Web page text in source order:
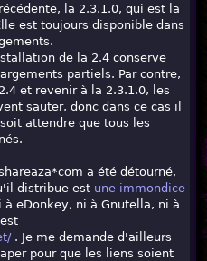
la 2.3.1.0, qui est la
est toujours disponible dans
de la 2.4 conserve
partiels. Par contre,
et revenir à la 2.3.1.0, les
sauter, donc dans ce cas il
attendre que tous les
a été détourné,
distribue est une immondice
à eDonkey, ni à Gnutella, ni à
. Je me demande d'ailleurs
pour que les liens soient